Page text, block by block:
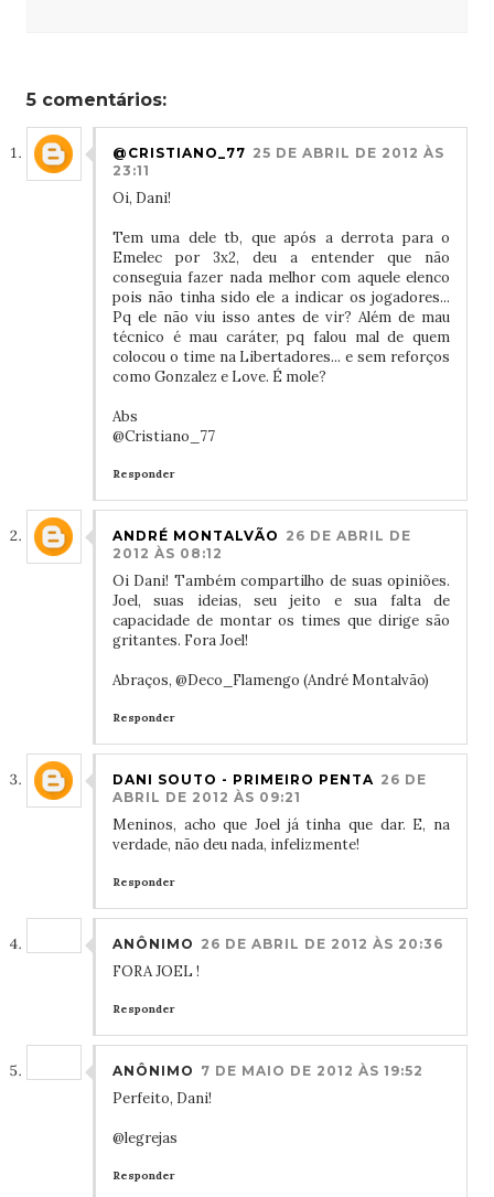
5 comentários:
@CRISTIANO_77 25 DE ABRIL DE 2012 ÀS
23:11
Oi, Dani!
Tem uma dele tb, que após a derrota para o
Emelec por 3x2, deu a entender que não
conseguia fazer nada melhor com aquele elenco
pois não tinha sido ele a indicar os jogadores...
Pq ele não viu isso antes de vir? Além de mau
técnico é mau caráter, pq falou mal de quem
colocou o time na Libertadores... e sem reforços
como Gonzalez e Love. É mole?
Abs
@Cristiano_77
Responder
ANDRÉ MONTALVÃO 26 DE ABRIL DE
2012 ÀS 08:12
Oi Dani! Também compartilho de suas opiniões.
Joel, suas ideias, seu jeito e sua falta de
capacidade de montar os times que dirige são
gritantes. Fora Joel!
Abraços, @Deco_Flamengo (André Montalvão)
Responder
DANI SOUTO - PRIMEIRO PENTA 26 DE
ABRIL DE 2012 ÀS 09:21
Meninos, acho que Joel já tinha que dar. E, na
verdade, não deu nada, infelizmente!
Responder
ANÔNIMO 26 DE ABRIL DE 2012 ÀS 20:36
FORA JOEL !
Responder
ANÔNIMO 7 DE MAIO DE 2012 ÀS 19:52
Perfeito, Dani!
@legrejas
Responder